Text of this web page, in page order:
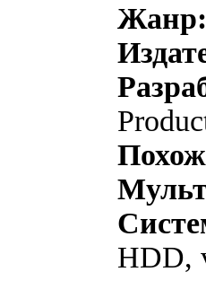
Жанр:
HDD,